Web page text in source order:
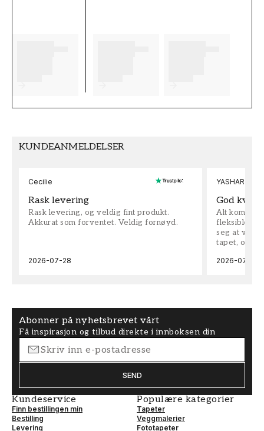
KUNDEANMELDELSER
Cecilie
Rask levering
Rask levering, og veldig fint produkt.
Akkurat som forventet. Veldig fornøyd.
2026-07-28
YASHAR
God
Alt kom
fleksible på
seg at vi
tapet, og
2026-07-04
Abonner på nyhetsbrevet vårt
Få inspirasjon og tilbud direkte i innboksen din
SEND
Kundeservice
Finn bestillingen min
Bestilling
Levering
Populære kategorier
Tapeter
Veggmalerier
Fototapeter